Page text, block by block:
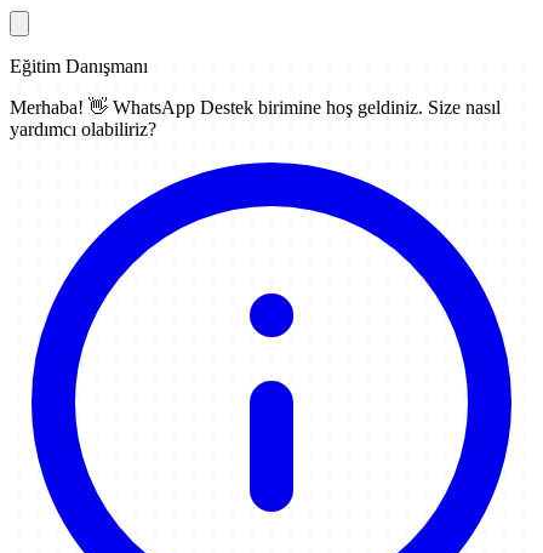
Eğitim Danışmanı
Merhaba! 👋 WhatsApp Destek birimine hoş geldiniz. Size nasıl
yardımcı olabiliriz?